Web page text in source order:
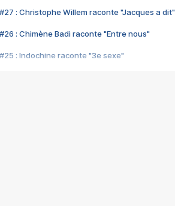
#27 : Christophe Willem raconte "Jacques a dit"
#26 : Chimène Badi raconte "Entre nous"
#25 : Indochine raconte "3e sexe"